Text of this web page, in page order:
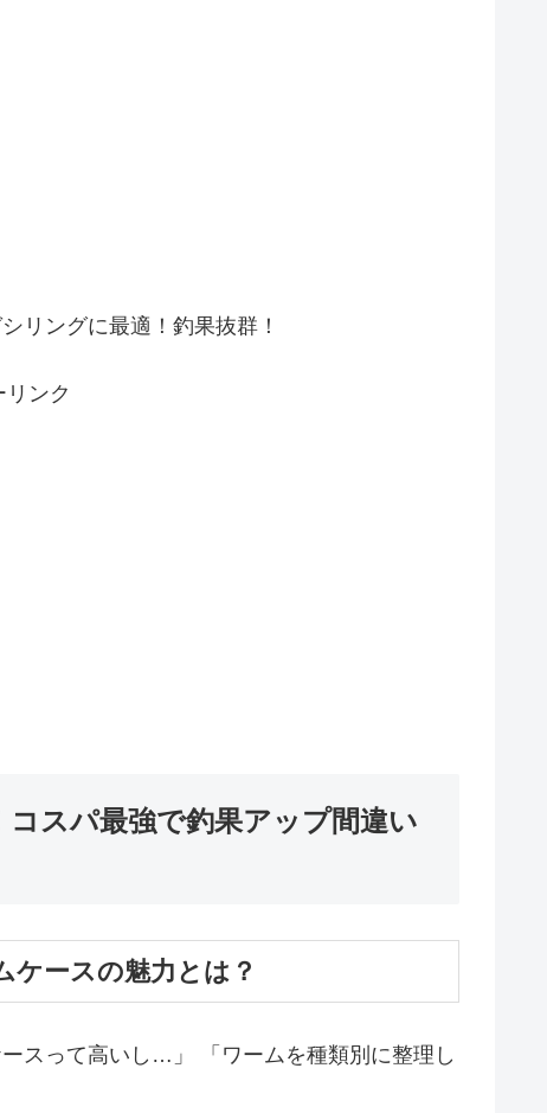
リングに最適！釣果抜群！
リンク
スパ最強で釣果アップ間違い
ケースの魅力とは？
スって高いし…」 「ワームを種類別に整理し